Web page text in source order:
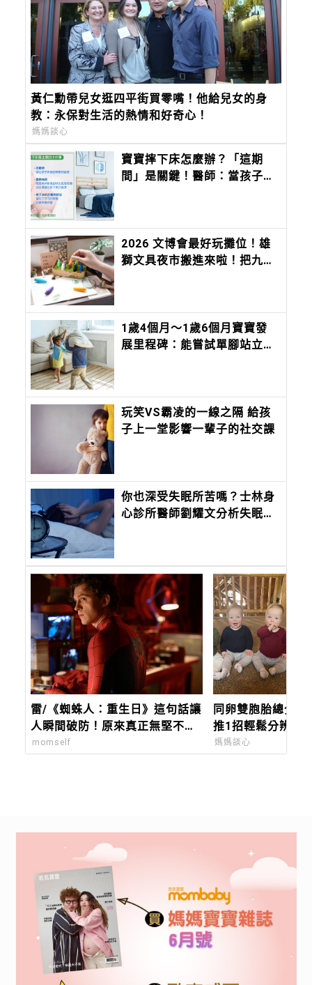
黃仁勳帶兒女逛四平街買零嘴！他給兒女的身
教：永保對生活的熱情和好奇心！
媽媽談心
寶寶摔下床怎麼辦？「這期
間」是關鍵！醫師：當孩子出
2026 文博會最好玩攤位！雄
獅文具夜市搬進來啦！把九層
1歲4個月～1歲6個月寶寶發
展里程碑：能嘗試單腳站立、
玩笑VS霸凌的一線之隔 給孩
子上一堂影響一輩子的社交課
你也深受失眠所苦嗎？士林身
心診所醫師劉耀文分析失眠成
雷/《蜘蛛人：重生日》這句話讓
人瞬間破防！原來真正無堅不摧
的，是曾被深愛過的孩子
momself
同卵雙胞胎總分
推1招輕鬆分辨！
媽媽談心